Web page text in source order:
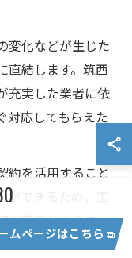
変化などが生じた
直結します。筑西
充実した業者に依
対応してもらえた
約を活用すること
できるため、工
な基準となりま
ムページはこちら